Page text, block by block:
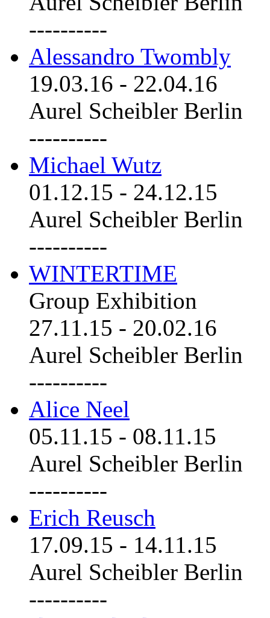
----------
Alessandro Twombly
19.03.16 - 22.04.16
Aurel Scheibler Berlin
----------
Michael Wutz
01.12.15 - 24.12.15
Aurel Scheibler Berlin
----------
WINTERTIME
Group Exhibition
27.11.15 - 20.02.16
Aurel Scheibler Berlin
----------
Alice Neel
05.11.15 - 08.11.15
Aurel Scheibler Berlin
----------
Erich Reusch
17.09.15 - 14.11.15
Aurel Scheibler Berlin
----------